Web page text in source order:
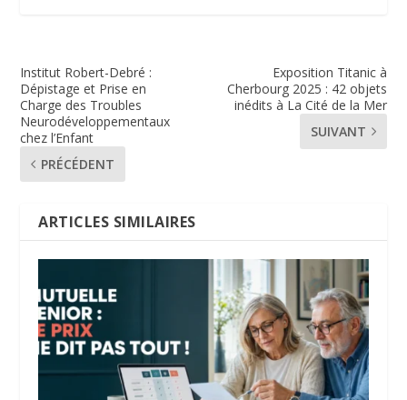
Institut Robert-Debré :
Dépistage et Prise en
Charge des Troubles
Neurodéveloppementaux
chez l’Enfant
PRÉCÉDENT
Exposition Titanic à
Cherbourg 2025 : 42 objets
inédits à La Cité de la Mer
SUIVANT
ARTICLES SIMILAIRES